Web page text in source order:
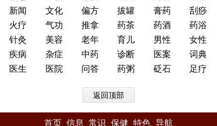
新闻
文化 偏方 拔罐 膏药
刮痧
火疗
气功 推拿 药茶 药酒
药浴
针灸
美容 老年 育儿 男性
女性
疾病
杂症 中药 诊断 医案
词典
医生
医院 问答 药粥 砭石 足疗
返回顶部
首页 信息 常识 保健 特色 导航